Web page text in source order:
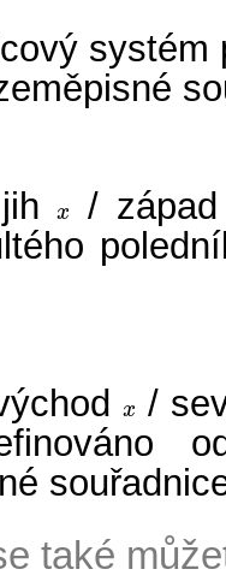
x
x
/
x
x
/
také